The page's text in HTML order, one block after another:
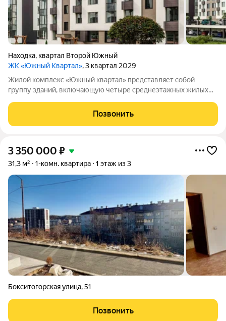
Находка, квартал Второй Южный
ЖК «Южный Квартал», 3 квартал 2029
Жилой комплекс «Южный квартал» представляет собой
группу зданий, включающую четыре среднеэтажных жилых
территории комплекса обустроены парковочные места (всего
128), а также детские и спортивные
Позвонить
3 350 000 ₽
31,3 м² 1-комн. квартира 1 этаж из 3
Бокситогорская улица,51
Позвонить